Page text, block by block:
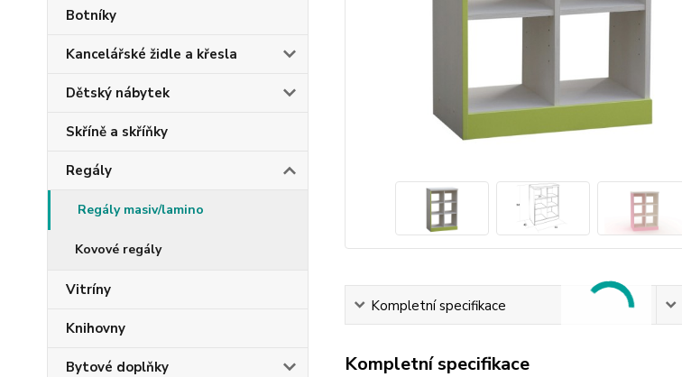
Botníky
Kancelářské židle a křesla
Dětský nábytek
Skříně a skříňky
Regály
Regály masiv/lamino
Kovové regály
Vitríny
Knihovny
Bytové doplňky
Kompletní specifikace
Kompletní specifikace